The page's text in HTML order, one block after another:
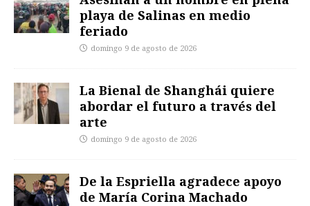
playa de Salinas en medio
feriado
domingo 9 de agosto de 2026
La Bienal de Shanghái quiere
abordar el futuro a través del
arte
domingo 9 de agosto de 2026
De la Espriella agradece apoyo
de María Corina Machado